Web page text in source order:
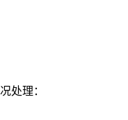
处理：